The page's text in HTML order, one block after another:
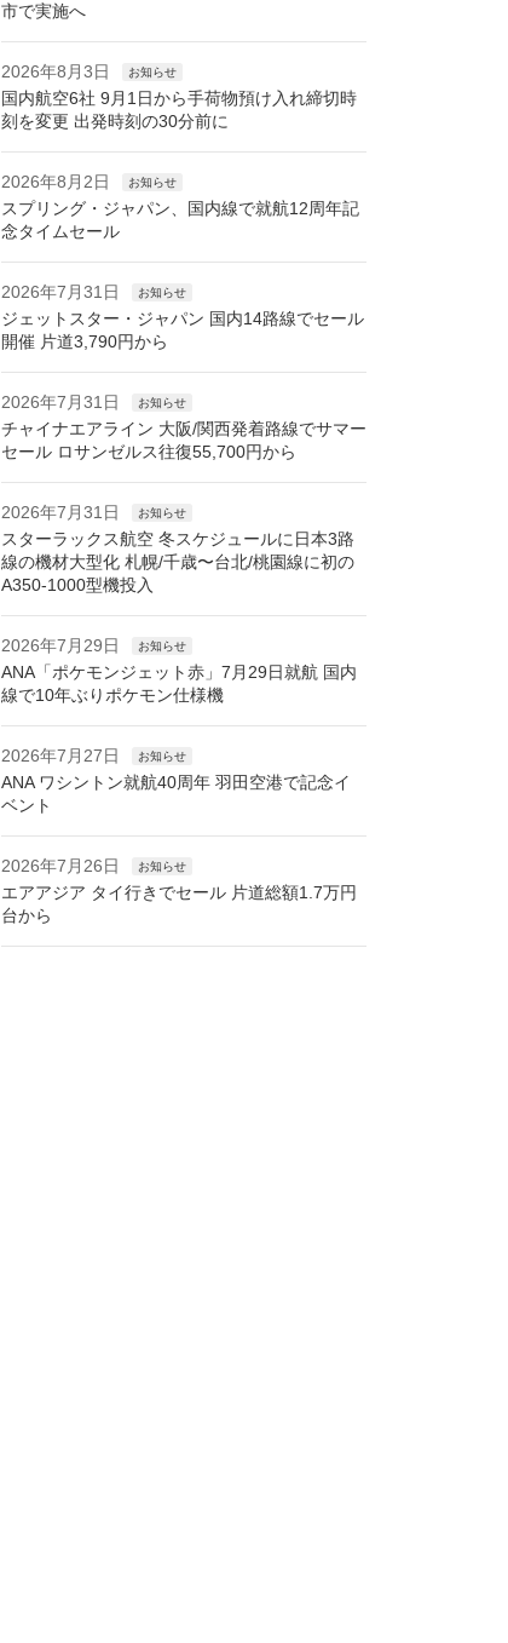
市で実施へ
2026年8月3日 お知らせ
国内航空6社 9月1日から手荷物預け入れ締切時
刻を変更 出発時刻の30分前に
2026年8月2日 お知らせ
スプリング・ジャパン、国内線で就航12周年記
念タイムセール
2026年7月31日 お知らせ
ジェットスター・ジャパン 国内14路線でセール
開催 片道3,790円から
2026年7月31日 お知らせ
チャイナエアライン 大阪/関西発着路線でサマー
セール ロサンゼルス往復55,700円から
2026年7月31日 お知らせ
スターラックス航空 冬スケジュールに日本3路
線の機材大型化 札幌/千歳〜台北/桃園線に初の
A350-1000型機投入
2026年7月29日 お知らせ
ANA「ポケモンジェット赤」7月29日就航 国内
線で10年ぶりポケモン仕様機
2026年7月27日 お知らせ
ANA ワシントン就航40周年 羽田空港で記念イ
ベント
2026年7月26日 お知らせ
エアアジア タイ行きでセール 片道総額1.7万円
台から